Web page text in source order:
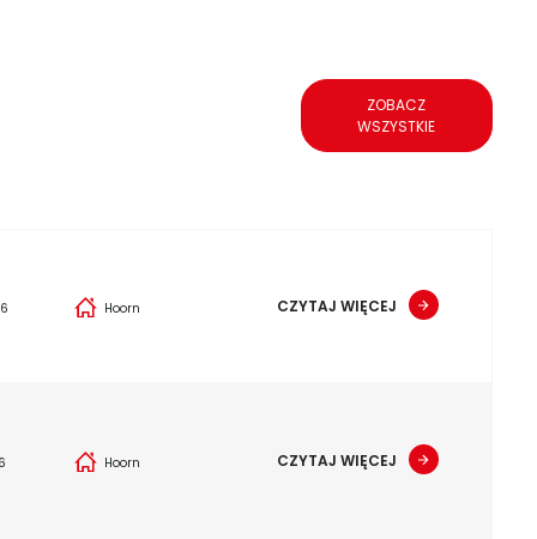
ZOBACZ
WSZYSTKIE
Hoorn CZYTAJ WIĘCEJ
Hoorn CZYTAJ WIĘCEJ